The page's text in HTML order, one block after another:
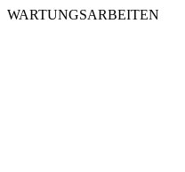
WARTUNGSARBEITEN